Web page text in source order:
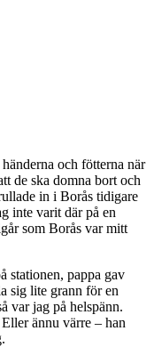
och fötterna när
de ska domna bort och
in i Borås tidigare
inte varit där på en
som Borås var mitt
stationen, pappa gav
sig lite grann för en
var jag på helspänn.
ännu värre – han